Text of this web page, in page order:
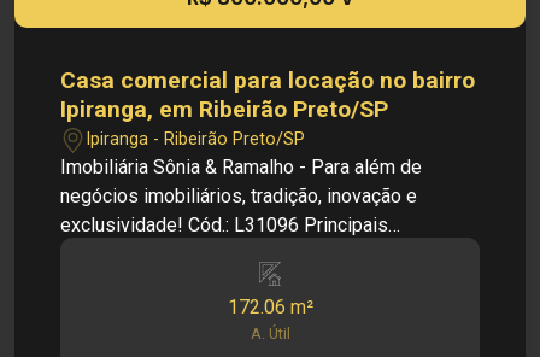
Casa comercial para locação no bairro
Ipiranga, em Ribeirão Preto/SP
Ipiranga - Ribeirão Preto/SP
Imobiliária Sônia & Ramalho - Para além de
negócios imobiliários, tradição, inovação e
exclusividade! Cód.: L31096 Principais
Ipiranga - 03 espaços individuais para escritórios
- Cozinha - Banheiro social Dimensões: - 172,06
172.06 m²
A. Útil